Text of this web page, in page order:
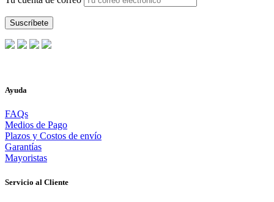
Ayuda
FAQs
Medios de Pago
Plazos y Costos de envío
Garantías
Mayoristas
Servicio al Cliente